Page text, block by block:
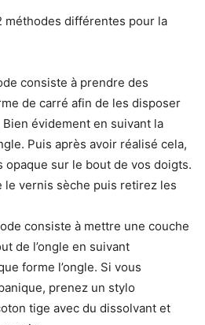
méthodes différentes pour la
consiste à prendre des
de carré afin de les disposer
Bien évidement en suivant la
Puis après avoir réalisé cela,
opaque sur le bout de vos doigts.
le vernis sèche puis retirez les
consiste à mettre une couche
de l’ongle en suivant
forme l’ongle. Si vous
prenez un stylo
tige avec du dissolvant et